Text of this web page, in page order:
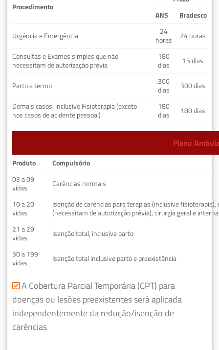
Procedimento
ANS
Bradesco
Urgência e Emergência
24
horas
24 horas
Consultas e Exames simples que não
necessitam de autorização prévia
180
dias
15 dias
Parto a termo
300
dias
300 dias
Demais casos, inclusive Fisioterapia (exceto
nos casos de acidente pessoal)
180
dias
180 dias
Plano
Produto
Compulsório
03 a 09
vidas
Carências normais
10 a 20
vidas
Isenção de carências para terapias (inclusive fisioterapia),
(necessitam de autorização prévia), cirurgia geral e
21 a 29
vidas
Isenção total, inclusive parto
30 a 199
vidas
Isenção total inclusive parto e preexistência
A Cobertura Parcial Temporária (CPT) para
doenças ou lesões preexistentes será aplicada
independentemente da redução/isenção de
carências